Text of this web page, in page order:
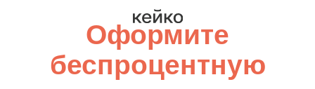
Оформите
беспроцентную
рассрочку